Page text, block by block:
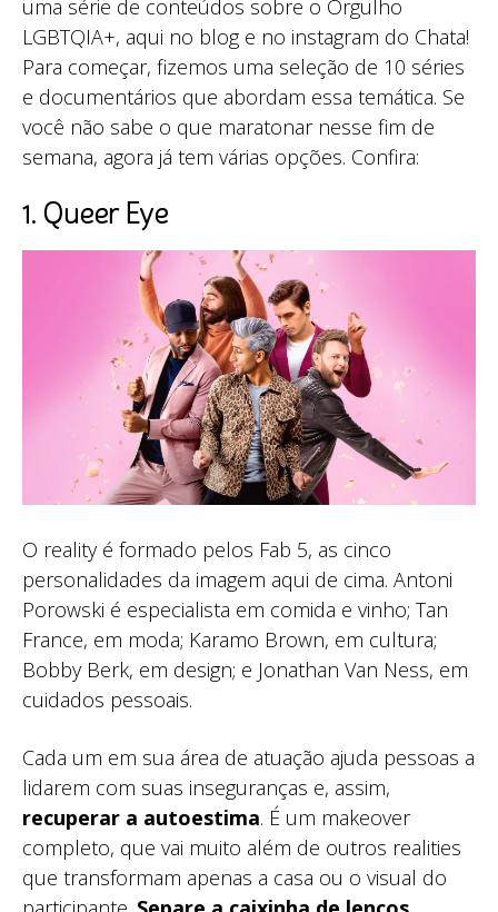
uma série de conteúdos sobre o Orgulho
LGBTQIA+, aqui no blog e no instagram do Chata!
Para começar, fizemos uma seleção de 10 séries
e documentários que abordam essa temática. Se
você não sabe o que maratonar nesse fim de
semana, agora já tem várias opções. Confira:
1. Queer Eye
O reality é formado pelos Fab 5, as cinco
personalidades da imagem aqui de cima. Antoni
Porowski é especialista em comida e vinho; Tan
France, em moda; Karamo Brown, em cultura;
Bobby Berk, em design; e Jonathan Van Ness, em
cuidados pessoais.
Cada um em sua área de atuação ajuda pessoas a
lidarem com suas inseguranças e, assim,
recuperar a autoestima. É um makeover
completo, que vai muito além de outros realities
que transformam apenas a casa ou o visual do